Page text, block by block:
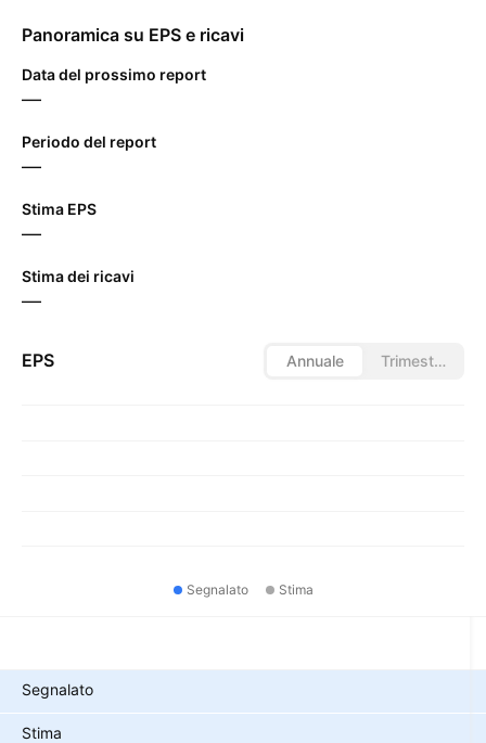
Panoramica su EPS e ricavi
Data del prossimo report
—
Periodo del report
—
Stima EPS
—
Stima dei ricavi
—
EPS Annuale Trimestrale
Segnalato Stima
Segnalato
Stima